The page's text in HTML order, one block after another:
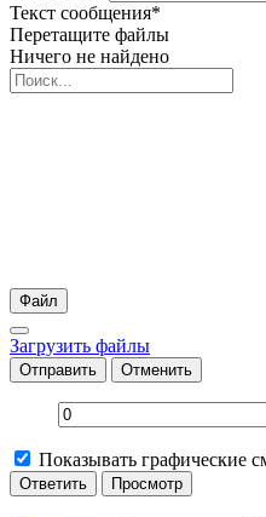
Текст сообщения*
Перетащите файлы
Ничего не найдено
Файл
Загрузить файлы
Отправить Отменить
Показывать графические